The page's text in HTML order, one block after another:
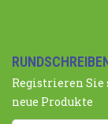
Registrieren
neue Produkte